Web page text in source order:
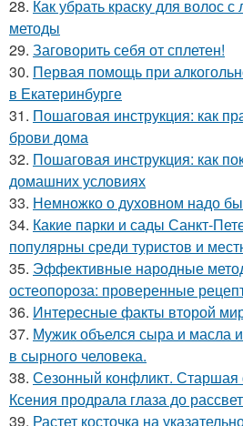
28. Как убрать краску для волос
методы
29. Заговорить себя от сплетен!
30. Первая помощь при
в Екатеринбурге
31. Пошаговая инструкция: как
брови дома
32. Пошаговая инструкция: как
домашних условиях
33. Немножко о духовном надо
34. Какие парки и сады Санкт-
популярны среди туристов и
35. Эффективные народные
остеопороза: проверенные
36. Интересные факты второй
37. Мужик объелся сыра и масла
в сырного человека.
38. Сезонный конфликт.
Ксения продрала глаза до
39. Растет косточка на